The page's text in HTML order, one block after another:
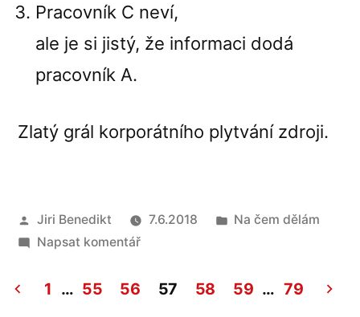
Pracovník C neví,
ale je si jistý, že informaci dodá
pracovník A.
Zlatý grál korporátního plytvání zdroji.
Autor
Jiri Benedikt 7.6.2018
Publikováno
Na čem dělám
Napsat komentářpro
grál
1 … 55 56 57 58 59 … 79